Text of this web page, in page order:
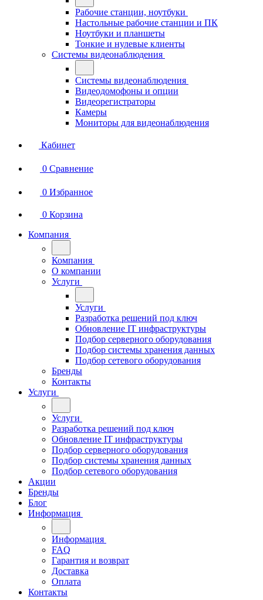
Рабочие станции, ноутбуки
Настольные рабочие станции и ПК
Ноутбуки и планшеты
Тонкие и нулевые клиенты
Системы видеонаблюдения
Системы видеонаблюдения
Видеодомофоны и опции
Видеорегистраторы
Камеры
Мониторы для видеонаблюдения
Кабинет
0 Сравнение
0 Избранное
0 Корзина
Компания
Компания
О компании
Услуги
Услуги
Разработка решений под ключ
Обновление IT инфраструктуры
Подбор серверного оборудования
Подбор системы хранения данных
Подбор сетевого оборудования
Бренды
Контакты
Услуги
Услуги
Разработка решений под ключ
Обновление IT инфраструктуры
Подбор серверного оборудования
Подбор системы хранения данных
Подбор сетевого оборудования
Акции
Бренды
Блог
Информация
Информация
FAQ
Гарантия и возврат
Доставка
Оплата
Контакты